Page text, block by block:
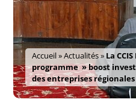
Accueil»Actualités» La
programme » boost
des entreprises régionales